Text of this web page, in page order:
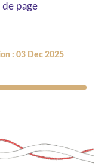
page
: 03 Dec 2025